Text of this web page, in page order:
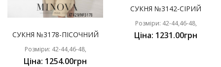
СУКНЯ №3178-ПІСОЧНИЙ
Розміри: 42-44,46-48,
Ціна: 1254.00грн
СУКНЯ №3142-СІРИЙ
Розміри: 42-44,46-48,
Ціна: 1231.00грн